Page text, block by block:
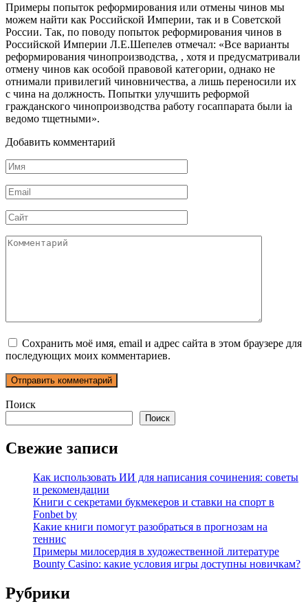
Примеры попыток реформирования или отмены чинов мы
мо­жем найти как Российской Империи, так и в Советской
России. Так, по поводу попыток реформирования чинов в
Российской Им­перии Л.Е.Шепелев отмечал: «Все варианты
реформирования чиноп­роизводства, , хотя и предусматривали
отмену чинов как особой правовой категории, однако не
отнимали привилегий чиновниче­ства, а лишь переносили их
с чина на должность. Попытки улучшить реформой
гражданского чинопроизводства работу госаппарата были іа
ведомо тщетными».
Добавить комментарий
Имя
*
Email
*
Сайт
Комментарий
Сохранить моё имя, email и адрес сайта в этом браузере для
последующих моих комментариев.
Поиск
Поиск
Свежие записи
Как использовать ИИ для написания сочинения: советы
и рекомендации
Книги с секретами букмекеров и ставки на спорт в
Fonbet by
Какие книги помогут разобраться в прогнозам на
теннис
Примеры милосердия в художественной литературе
Bounty Casino: какие условия игры доступны новичкам?
Рубрики